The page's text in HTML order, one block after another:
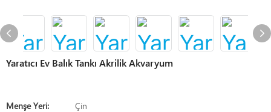
Yaratıcı Ev Balık Tankı Akrilik Akvaryum
Menşe Yeri:
Çin